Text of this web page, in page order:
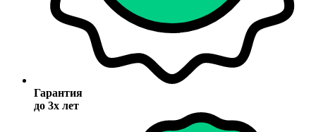
Гарантия
до 3х лет